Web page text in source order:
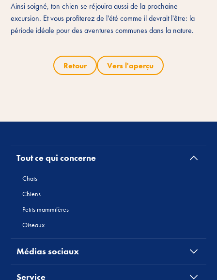
Ainsi soigné, ton chien se réjouira aussi de la prochaine
excursion. Et vous profiterez de l'été comme il devrait l'être: la
période idéale pour des aventures communes dans la nature.
Retour Vers l'aperçu
Tout ce qui concerne
Chats
Chiens
Petits mammifères
Oiseaux
Médias sociaux
Service